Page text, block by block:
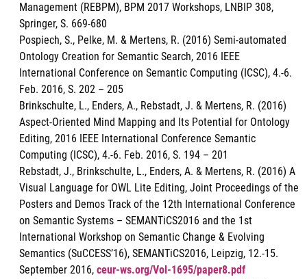
Management (REBPM), BPM 2017 Workshops, LNBIP 308,
Springer, S. 669-680
Pospiech, S., Pelke, M. & Mertens, R. (2016) Semi-automated
Ontology Creation for Semantic Search, 2016 IEEE
International Conference on Semantic Computing (ICSC), 4.-6.
Feb. 2016, S. 202 – 205
Brinkschulte, L., Enders, A., Rebstadt, J. & Mertens, R. (2016)
Aspect-Oriented Mind Mapping and Its Potential for Ontology
Editing, 2016 IEEE International Conference Semantic
Computing (ICSC), 4.-6. Feb. 2016, S. 194 – 201
Rebstadt, J., Brinkschulte, L., Enders, A. & Mertens, R. (2016) A
Visual Language for OWL Lite Editing, Joint Proceedings of the
Posters and Demos Track of the 12th International Conference
on Semantic Systems – SEMANTiCS2016 and the 1st
International Workshop on Semantic Change & Evolving
Semantics (SuCCESS’16), SEMANTiCS2016, Leipzig, 12.-15.
September 2016, ceur-ws.org/Vol-1695/paper8.pdf